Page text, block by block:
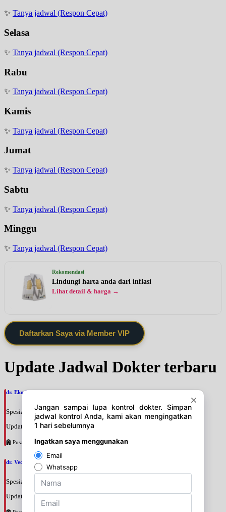
✨ Tanya jadwal (Respon Cepat)
Selasa
✨ Tanya jadwal (Respon Cepat)
Rabu
✨ Tanya jadwal (Respon Cepat)
Kamis
✨ Tanya jadwal (Respon Cepat)
Jumat
✨ Tanya jadwal (Respon Cepat)
Sabtu
✨ Tanya jadwal (Respon Cepat)
Minggu
✨ Tanya jadwal (Respon Cepat)
Rekomendasi
Lindungi harta anda dari inflasi
Lihat detail & harga →
Daftarkan Saya via Member VIP
Update Jadwal Dokter terbaru
dr. Eko Hadi Waluyojati, SpM
Spesialis: Mata
Update terakhir: 2026-08-07 18:58:10
Pusat Pertamina
dr. Veda Charissa Nilampaka Parama Putri, SpM
Spesialis: Mata
Update terakhir: 2026-08-07 18:53:32